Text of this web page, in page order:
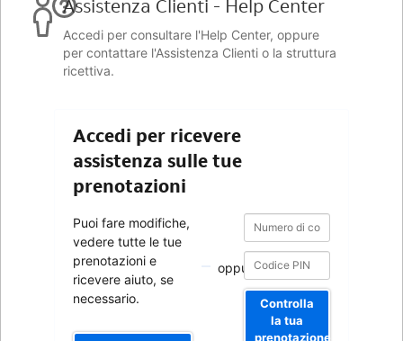
Assistenza Clienti - Help Center
Accedi per consultare l'Help Center, oppure
per contattare l'Assistenza Clienti o la struttura
ricettiva.
Accedi per ricevere
assistenza sulle tue
prenotazioni
Puoi fare modifiche,
vedere tutte le tue
prenotazioni e
ricevere aiuto, se
necessario.
oppure
Numero
di
conferma
Numero
conferma
Controlla
la tua
prenotazione